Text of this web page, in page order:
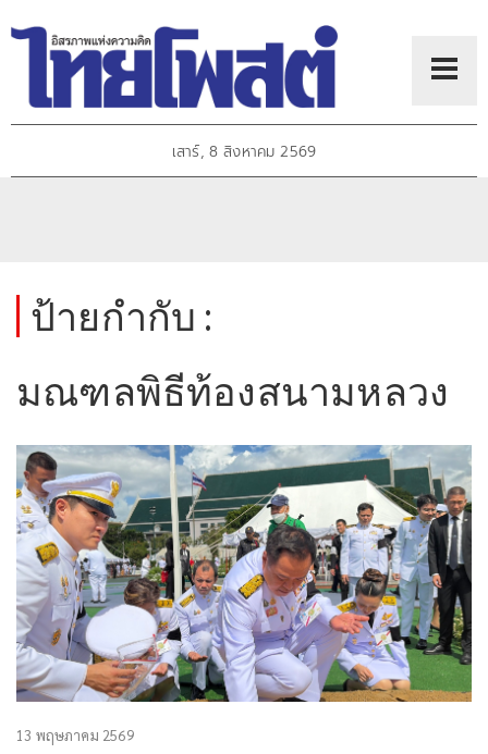
เสาร์, 8 สิงหาคม 2569
ป้ายกำกับ :
มณฑลพิธีท้องสนามหลวง
13 พฤษภาคม 2569